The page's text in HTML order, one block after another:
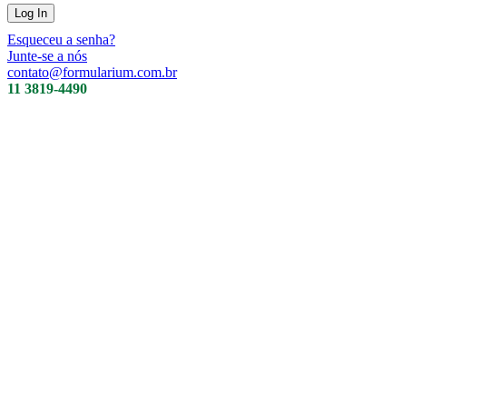
Esqueceu a senha?
Junte-se a nós
contato@formularium.com.br
11 3819-4490